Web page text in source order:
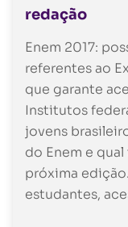
redação
Enem 2017:
referentes ao
que garante
Institutos
jovens
do Enem e
próxima
estudantes,